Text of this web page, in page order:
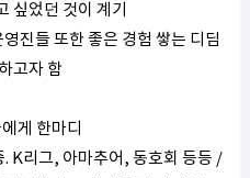
싶었던 것이 계기
진들 또한 좋은 경험 쌓는 디딤
고자 함
게 한마디
. K리그, 아마추어, 동호회 등등 /